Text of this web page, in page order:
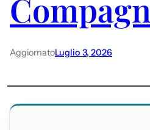
AggiornatoLuglio 3, 2026